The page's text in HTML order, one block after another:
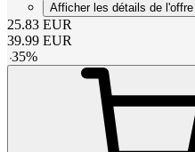
Afficher les détails de l'offre
25.83 EUR
39.99 EUR
-35%